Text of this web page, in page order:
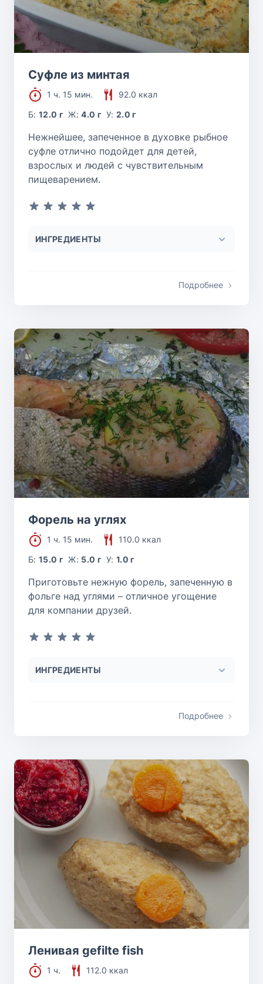
Cуфле из минтая
1 ч. 15 мин.
92.0 ккал
Б:12.0 г Ж:4.0 г У:2.0 г
Нежнейшее, запеченное в духовке рыбное
суфле отлично подойдет для детей,
взрослых и людей с чувствительным
пищеварением.
ИНГРЕДИЕНТЫ
Подробнее
Форель на углях
1 ч. 15 мин.
110.0 ккал
Б:15.0 г Ж: 5.0 г У:1.0 г
Приготовьте нежную форель, запеченную в
фольге над углями – отличное угощение
для компании друзей.
ИНГРЕДИЕНТЫ
Подробнее
Ленивая gefilte fish
1 ч.
112.0 ккал